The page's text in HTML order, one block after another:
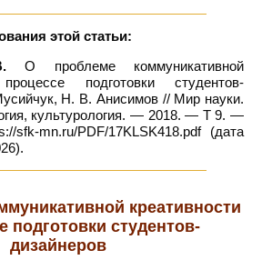
этой статьи:
О проблеме коммуникативной
подготовки студентов-
Н. В. Анисимов // Мир науки.
культурология. — 2018. — Т 9. —
mn.ru/PDF/17KLSK418.pdf (дата
креативности
подготовки студентов-
дизайнеров